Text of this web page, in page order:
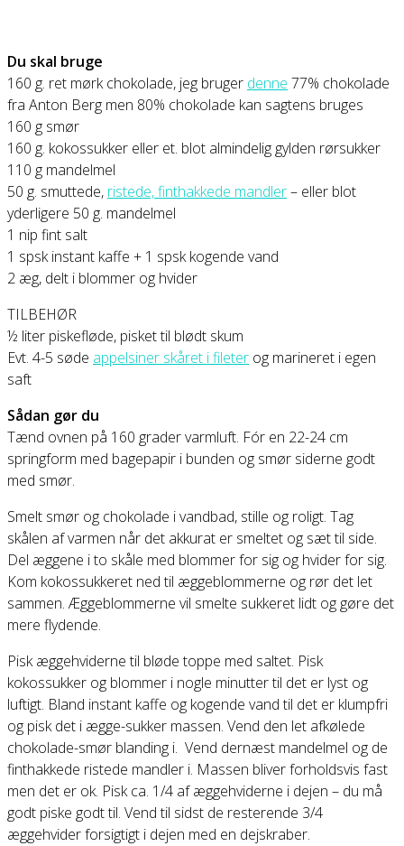
Du skal bruge
160 g. ret mørk chokolade, jeg bruger denne 77% chokolade
fra Anton Berg men 80% chokolade kan sagtens bruges
160 g smør
160 g. kokossukker eller et. blot almindelig gylden rørsukker
110 g mandelmel
50 g. smuttede, ristede, finthakkede mandler– eller blot
yderligere 50 g. mandelmel
1 nip fint salt
1 spsk instant kaffe + 1 spsk kogende vand
2 æg, delt i blommer og hvider
TILBEHØR
½ liter piskefløde, pisket til blødt skum
Evt. 4-5 søde appelsiner skåret i fileter og marineret i egen
saft
Sådan gør du
Tænd ovnen på 160 grader varmluft. Fór en 22-24 cm
springform med bagepapir i bunden og smør siderne godt
med smør.
Smelt smør og chokolade i vandbad, stille og roligt. Tag
skålen af varmen når det akkurat er smeltet og sæt til side.
Del æggene i to skåle med blommer for sig og hvider for sig.
Kom kokossukkeret ned til æggeblommerne og rør det let
sammen. Æggeblommerne vil smelte sukkeret lidt og gøre det
mere flydende.
Pisk æggehviderne til bløde toppe med saltet. Pisk
kokossukker og blommer i nogle minutter til det er lyst og
luftigt. Bland instant kaffe og kogende vand til det er klumpfri
og pisk det i ægge-sukker massen. Vend den let afkølede
chokolade-smør blanding i. Vend dernæst mandelmel og de
finthakkede ristede mandler i. Massen bliver forholdsvis fast
men det er ok. Pisk ca. 1/4 af æggehviderne i dejen – du må
godt piske godt til. Vend til sidst de resterende 3/4
æggehvider forsigtigt i dejen med en dejskraber.